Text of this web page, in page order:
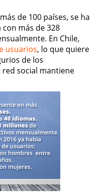
de 100 países, se ha
más de 328
En Chile,
usuarios, lo que quiere
de los
red social mantiene